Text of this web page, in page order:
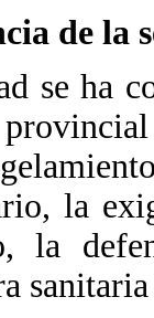
de la
se ha
la
la